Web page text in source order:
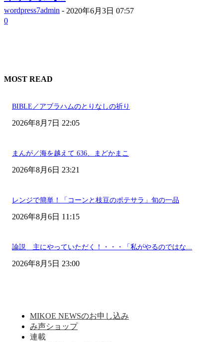
wordpress7admin - 2020年6月3日 07:57
0
MOST READ
BIBLE／アブラハムのとりなしの祈り
2026年8月7日 22:05
まんが／海を越えて 636、まどかまこ
2026年8月6日 23:21
レンジで簡単！「コーンと枝豆のポテサラ」旬の一品
2026年8月6日 11:15
論説 主にやっていただく！・・・「私がやるのではな...
2026年8月5日 23:00
MIKOE NEWSのお申し込み
み声ショップ
連載